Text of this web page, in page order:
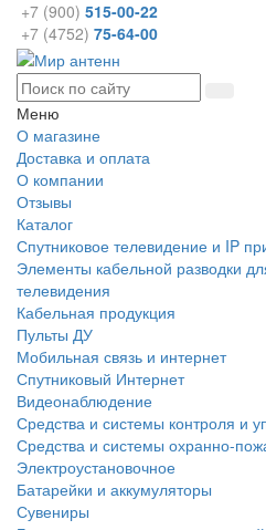
+7 (900) 515-00-22
+7 (4752) 75-64-00
Меню
О магазине
Доставка и оплата
О компании
Отзывы
Каталог
Спутниковое телевидение и IP
Элементы кабельной разводки
телевидения
Кабельная продукция
Пульты ДУ
Мобильная связь и интернет
Спутниковый Интернет
Видеонаблюдение
Средства и системы контроля и
Средства и системы охранно-
Электроустановочное
Батарейки и аккумуляторы
Сувениры